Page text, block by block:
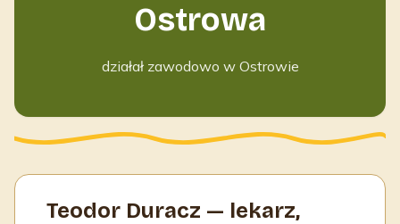
Ostrowa
działał zawodowo w Ostrowie
Teodor Duracz — lekarz,